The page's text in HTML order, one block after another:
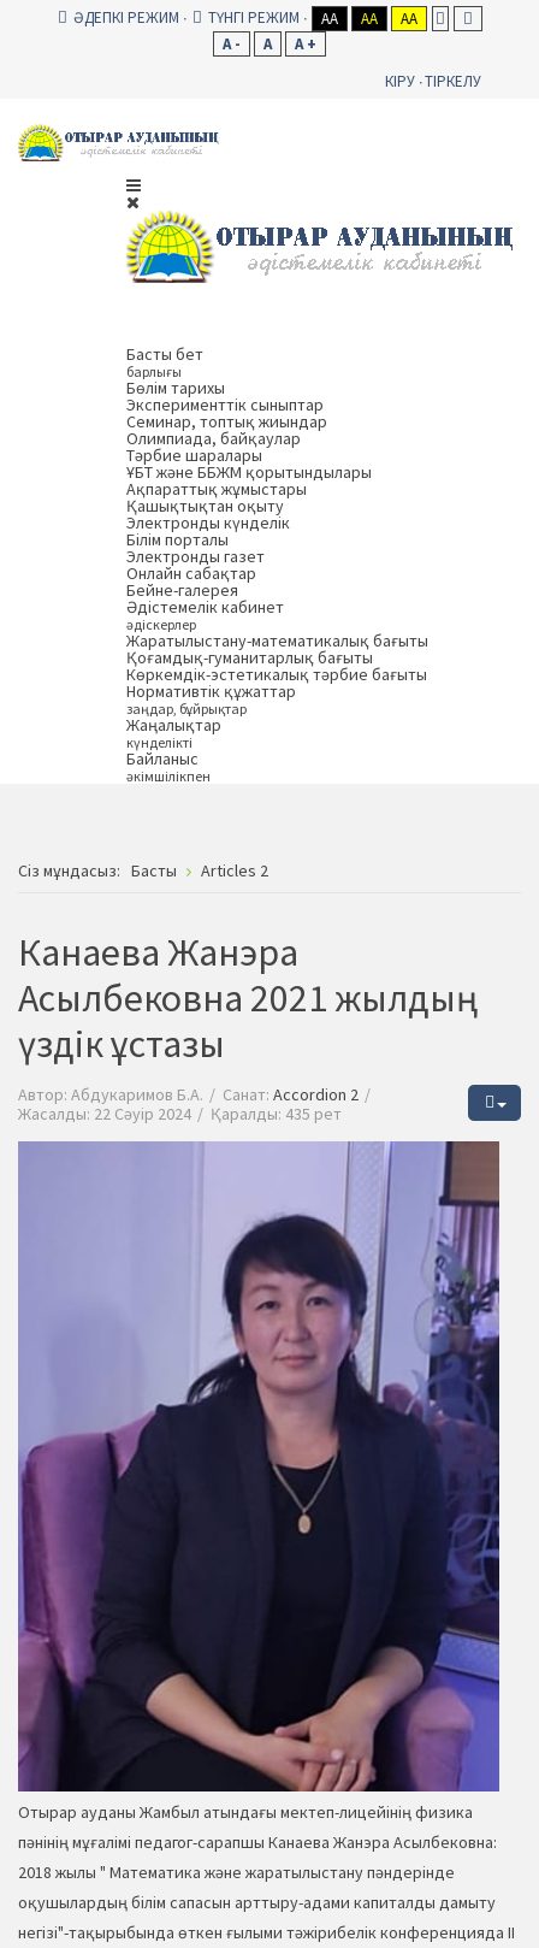
ӘДЕПКІ РЕЖИМ ТҮНГІ РЕЖИМ AA AA
AA
A -
A
A +
КІРУ ТІРКЕЛУ
Басты бет
барлығы
Бөлім тарихы
Эксперименттік сыныптар
Семинар, топтық жиындар
Олимпиада, байқаулар
Тәрбие шаралары
ҰБТ және ББЖМ қорытындылары
Ақпараттық жұмыстары
Қашықтықтан оқыту
Электронды күнделік
Білім порталы
Электронды газет
Онлайн сабақтар
Бейне-галерея
Әдістемелік кабинет
әдіскерлер
Жаратылыстану-математикалық бағыты
Қоғамдық-гуманитарлық бағыты
Көркемдік-эстетикалық тәрбие бағыты
Нормативтік құжаттар
заңдар, бұйрықтар
Жаңалықтар
күнделікті
Байланыс
әкімшілікпен
Сiз мұндасыз: Басты Articles 2
Канаева Жанэра
Асылбековна 2021 жылдың
үздік ұстазы
Автор: Абдукаримов Б.А. Санат: Accordion 2
Жасалды: 22 Сәуір 2024
Қаралды: 435 рет
Отырар ауданы Жамбыл атындағы мектеп-лицейінің физика
пәнінің мұғалімі педагог-сарапшы Канаева Жанэра Асылбековна:
2018 жылы " Математика және жаратылыстану пәндерінде
оқушылардың білім сапасын арттыру-адами капиталды дамыту
негізі"-тақырыбында өткен ғылыми тәжірибелік конференцияда ІІ